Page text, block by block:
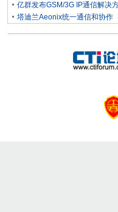
亿群发布GSM/3G IP通信解决
塔迪兰Aeonix统一通信和协作